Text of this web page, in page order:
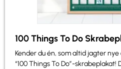
100 Things To Do
Kender du én, som altid jagter
“100 Things To Do”-